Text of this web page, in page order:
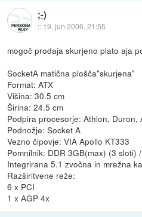
;-)
:: 19. jun 2006, 21:55
mogoč prodaja skurjeno plato aja
SocketA matična plošča"skurjena"
Format: ATX
Višina: 30.5 cm
Širina: 24.5 cm
Podpira procesorje: Athlon, Duron,
Podnožje: Socket A
Vezno čipovje: VIA Apollo KT333
Pomnilnik: DDR 3GB(max) (3 sloti)
Integrirana 5.1 zvočna in mrežna
Razširitvene reže:
6 x PCI
1 x AGP 4x